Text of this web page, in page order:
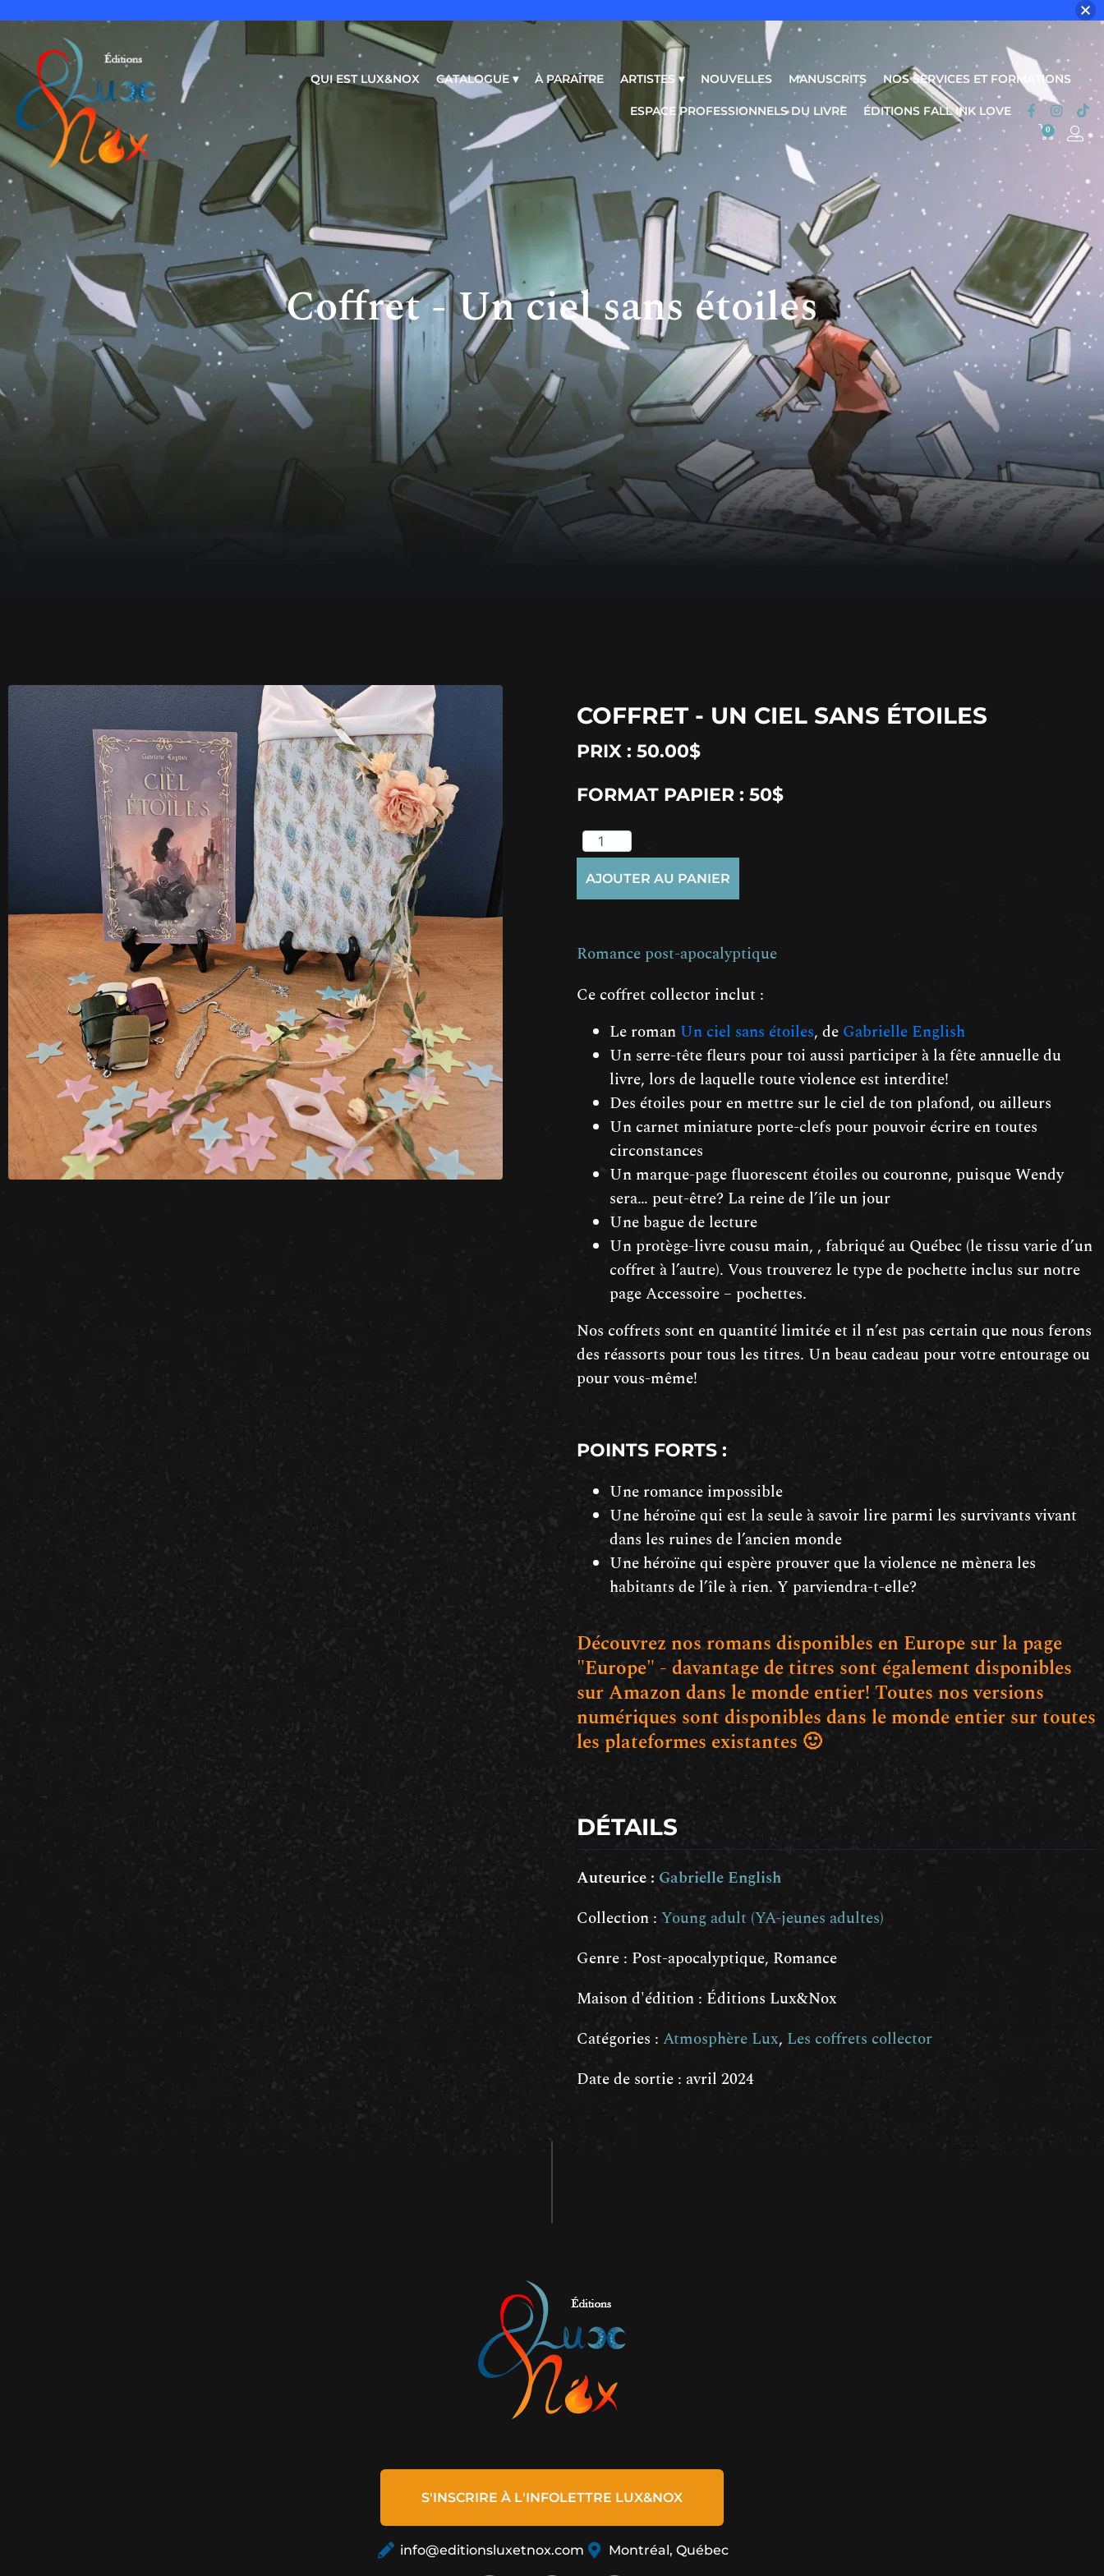
QUI EST LUX&NOX CATALOGUE ▾ À PARAÎTRE ARTISTES ▾ NOUVELLES MANUSCRITS NOS SERVICES ET FORMATIONS
ESPACE PROFESSIONNELS DU LIVRE ÉDITIONS FALL INK LOVE
0
Coffret - Un ciel sans étoiles
COFFRET - UN CIEL SANS ÉTOILES
PRIX : 50.00$
FORMAT PAPIER : 50$
AJOUTER AU PANIER
Romance post-apocalyptique
Ce coffret collector inclut :
Le roman Un ciel sans étoiles, de Gabrielle English
Un serre-tête fleurs pour toi aussi participer à la fête annuelle du
livre, lors de laquelle toute violence est interdite!
Des étoiles pour en mettre sur le ciel de ton plafond, ou ailleurs
Un carnet miniature porte-clefs pour pouvoir écrire en toutes
circonstances
Un marque-page fluorescent étoiles ou couronne, puisque Wendy
sera… peut-être? La reine de l’île un jour
Une bague de lecture
Un protège-livre cousu main, , fabriqué au Québec (le tissu varie d’un
coffret à l’autre). Vous trouverez le type de pochette inclus sur notre
page Accessoire – pochettes.
Nos coffrets sont en quantité limitée et il n’est pas certain que nous ferons
des réassorts pour tous les titres. Un beau cadeau pour votre entourage ou
pour vous-même!
POINTS FORTS :
Une romance impossible
Une héroïne qui est la seule à savoir lire parmi les survivants vivant
dans les ruines de l’ancien monde
Une héroïne qui espère prouver que la violence ne mènera les
habitants de l’île à rien. Y parviendra-t-elle?
Découvrez nos romans disponibles en Europe sur la page
"Europe" - davantage de titres sont également disponibles
sur Amazon dans le monde entier! Toutes nos versions
numériques sont disponibles dans le monde entier sur toutes
les plateformes existantes 🙂
DÉTAILS
Auteurice : Gabrielle English
Collection : Young adult (YA-jeunes adultes)
Genre : Post-apocalyptique, Romance
Maison d'édition : Éditions Lux&Nox
Catégories : Atmosphère Lux, Les coffrets collector
Date de sortie : avril 2024
S'INSCRIRE À L'INFOLETTRE LUX&NOX
info@editionsluxetnox.com Montréal, Québec